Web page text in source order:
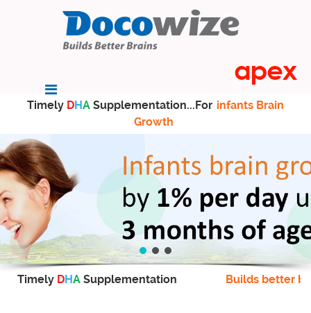
Timely DHA Supplementation...For infants Brain
Growth
Timely DHA Supplementation Builds better